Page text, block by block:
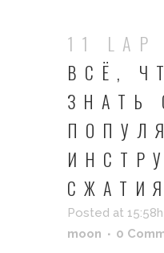
11 LAP
ВСЁ,
ЗНАТЬ
СЖАТИЯ
Posted at 15:58h
moon
0